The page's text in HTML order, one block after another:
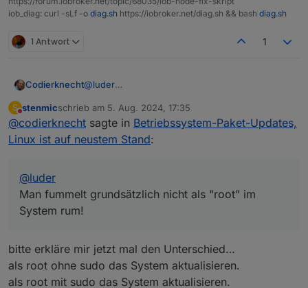
iob_diag: curl -sLf -o diag.sh https://iobroker.net/diag.sh && bash diag.sh
1 Antwort 1
Codierknecht@luder
System rum!
S
Nicht stören
stenmicschrieb am 5. Aug. 2024, 17:35
zuletzt editiert von
@codierknecht sagte in Betriebssystem-Paket-Updates,
Linux ist auf neustem Stand:
@luder
Man fummelt grundsätzlich nicht als "root" im
System rum!
bitte erkläre mir jetzt mal den Unterschied…
als root ohne sudo das System aktualisieren.
als root mit sudo das System aktualisieren.